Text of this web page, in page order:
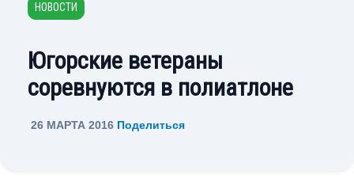
НОВОСТИ
Югорские ветераны
соревнуются в полиатлоне
26 МАРТА 2016 Поделиться